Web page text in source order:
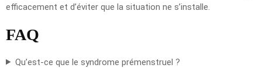
efficacement et d’éviter que la situation ne s’installe.
FAQ
Qu’est-ce que le syndrome prémenstruel ?